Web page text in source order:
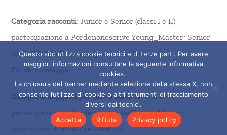
Categoria racconti: Junior e Senior (classi I e II)
partecipazione a Pordenonescrive Young_Master; Senior
(classi III, IV e V): partecipazione al Festival
Pordenonelegge.
Categoria soggetti per film e serie tv: Junior
partecipazione a Pordenonescrive Young_Master,
laboratorio di scrittura creativa;
Questo sito utilizza cookie tecnici e di terze parti. Per avere
maggiori informazioni consultare la seguente informativa
cookies.
La chiusura del banner mediante selezione della stessa X, non
consente l’utilizzo di cookie o altri strumenti di tracciamento
diversi dai tecnici.
Accetta
Rifiuta Privacy policy